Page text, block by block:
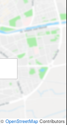
© OpenStreetMap Contributors